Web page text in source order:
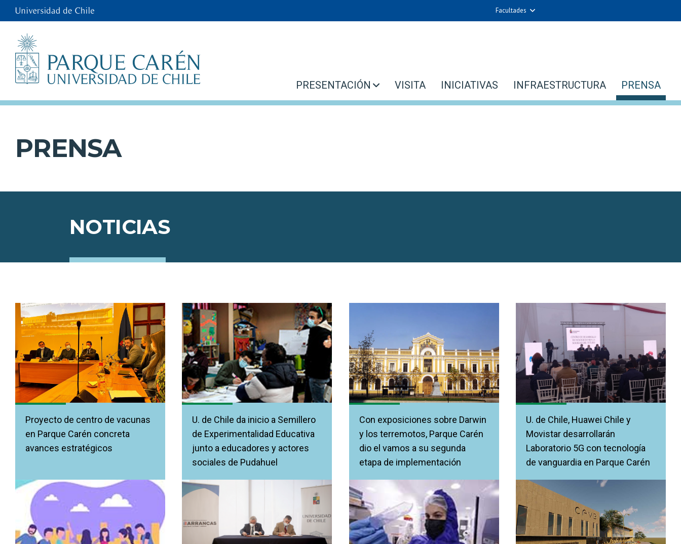
Facultades
Comunicación e Imagen
Alimentos
Hospital Clínico
PRESENTACIÓN
QUIÉNES SOMOS
VISITA INICIATIVAS INFRAESTRUCTURA PRENSA
PRENSA
NOTICIAS
Proyecto de centro de vacunas
en Parque Carén concreta
avances estratégicos
U. de Chile da inicio a Semillero
de Experimentalidad Educativa
junto a educadores y actores
sociales de Pudahuel
Con exposiciones sobre Darwin
y los terremotos, Parque Carén
dio el vamos a su segunda
etapa de implementación
U. de Chile, Huawei Chile y
Movistar desarrollarán
Laboratorio 5G con tecnología
de vanguardia en Parque Carén